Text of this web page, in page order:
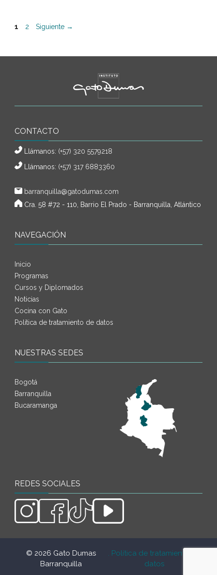
Página
1 Página
2 Siguiente →
CONTACTO
Llámanos: (+57) 320 5579218
Llámanos: (+57) 317 6883360
barranquilla@gatodumas.com
Cra. 58 #72 - 110, Barrio El Prado - Barranquilla, Atlántico
NAVEGACIÓN
Inicio
Programas
Cursos y Diplomados
Noticias
Cocina con Gato
Política de tratamiento de datos
NUESTRAS SEDES
Bogotá
Barranquilla
Bucaramanga
REDES SOCIALES
© 2026 Gato Dumas
Barranquilla
. Política de tratamiento de
datos